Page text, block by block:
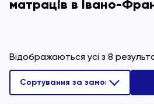
матраців в Івано-
Відображаються усі з 8